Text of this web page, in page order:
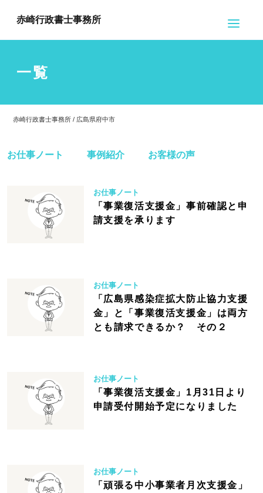
赤崎行政書士事務所
一覧
赤崎行政書士事務所 / 広島県府中市
お仕事ノート 事例紹介 お客様の声
お仕事ノート
「事業復活支援金」事前確認と申
請支援を承ります
お仕事ノート
「広島県感染症拡大防止協力支援
金」と「事業復活支援金」は両方
とも請求できるか？ その２
お仕事ノート
「事業復活支援金」1月31日より
申請受付開始予定になりました
お仕事ノート
「頑張る中小事業者月次支援金」